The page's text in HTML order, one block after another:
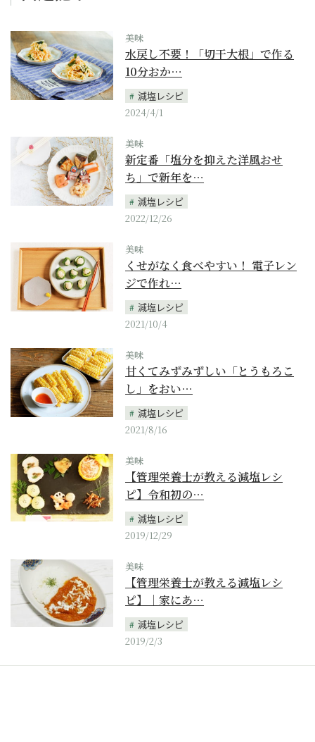
美味
水戻し不要！「切干大根」で作る
10分おか…
減塩レシピ
2024/4/1
美味
新定番「塩分を抑えた洋風おせ
ち」で新年を…
減塩レシピ
2022/12/26
美味
くせがなく食べやすい！ 電子レン
ジで作れ…
減塩レシピ
2021/10/4
美味
甘くてみずみずしい「とうもろこ
し」をおい…
減塩レシピ
2021/8/16
美味
【管理栄養士が教える減塩レシ
ピ】令和初の…
減塩レシピ
2019/12/29
美味
【管理栄養士が教える減塩レシ
ピ】｜家にあ…
減塩レシピ
2019/2/3